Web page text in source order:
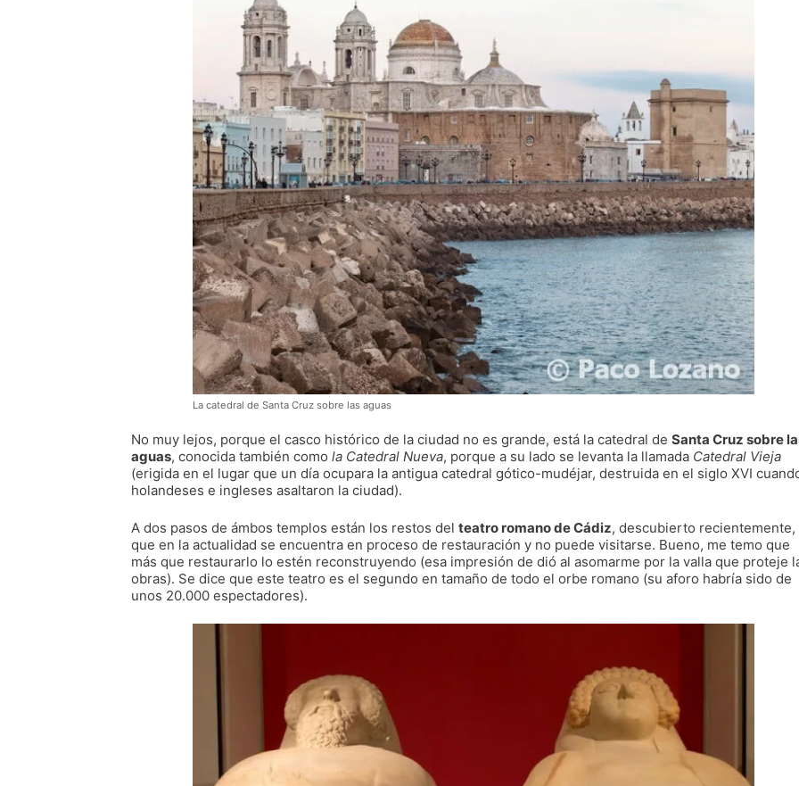
La catedral de Santa Cruz sobre las aguas
No muy lejos, porque el casco histórico de la ciudad no es grande, está la catedral de Santa Cruz sobre
aguas, conocida también como la Catedral Nueva, porque a su lado se levanta la llamada Catedral Vieja
(erigida en el lugar que un día ocupara la antigua catedral gótico-mudéjar, destruida en el siglo XVI
holandeses e ingleses asaltaron la ciudad).
A dos pasos de ámbos templos están los restos del teatro romano de Cádiz, descubierto recientemente,
que en la actualidad se encuentra en proceso de restauración y no puede visitarse. Bueno, me temo que
más que restaurarlo lo estén reconstruyendo (esa impresión de dió al asomarme por la valla que proteje
obras). Se dice que este teatro es el segundo en tamaño de todo el orbe romano (su aforo habría sido de
unos 20.000 espectadores).